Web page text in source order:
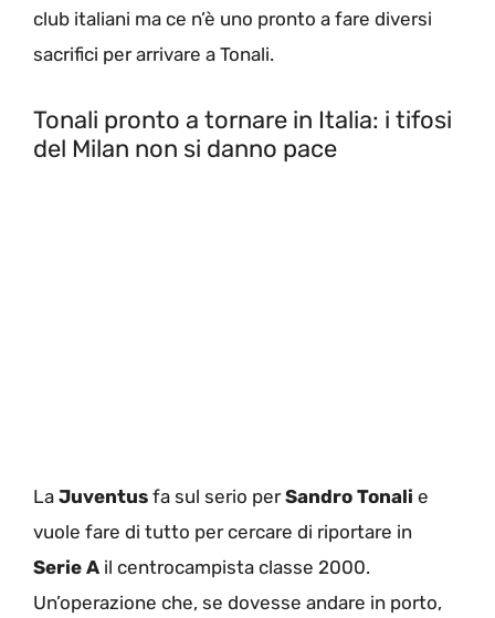
club italiani ma ce n’è uno pronto a fare diversi
sacrifici per arrivare a Tonali.
Tonali pronto a tornare in Italia: i tifosi
del Milan non si danno pace
La Juventus fa sul serio perSandro Tonali e
vuole fare di tutto per cercare di riportare in
Serie A il centrocampista classe 2000.
Un’operazione che, se dovesse andare in porto,